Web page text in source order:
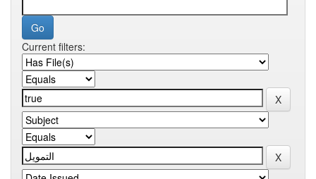
Current filters: